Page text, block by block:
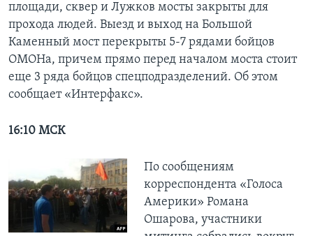
площади, сквер и Лужков мосты закрыты для
прохода людей. Выезд и выход на Большой
Каменный мост перекрыты 5-7 рядами бойцов
ОМОНа, причем прямо перед началом моста стоит
еще 3 ряда бойцов спецподразделений. Об этом
сообщает «Интерфакс».
16:10 МСК
По сообщениям
корреспондента «Голоса
Америки» Романа
Ошарова, участники